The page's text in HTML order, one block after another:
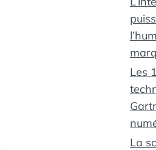
Les
La